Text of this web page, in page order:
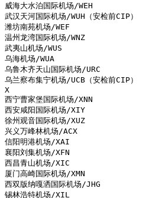
威海大水泊国际机场/WEH
武汉天河国际机场/WUH（安检前CIP）
潍坊南苑机场/WEF
温州龙湾国际机场/WNZ
武夷山机场/WUS
乌海机场/WUA
乌鲁木齐天山国际机场/URC
乌兰察布集宁机场/UCB（安检前CIP）
X
西宁曹家堡国际机场/XNN
西安咸阳国际机场/XIY
徐州观音国际机场/XUZ
兴义万峰林机场/ACX
信阳明港机场/XAI
襄阳刘集机场/XFN
西昌青山机场/XIC
厦门高崎国际机场/XMN
西双版纳嘎洒国际机场/JHG
锡林浩特机场/XIL